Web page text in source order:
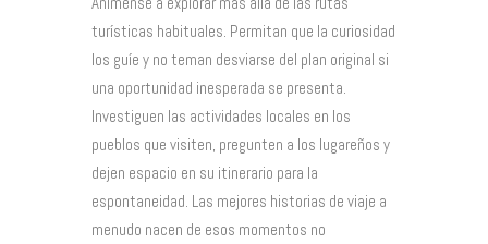
turísticas habituales. Permitan que la curiosidad
los guíe y no teman desviarse del plan original si
una oportunidad inesperada se presenta.
Investiguen las actividades locales en los
pueblos que visiten, pregunten a los lugareños y
dejen espacio en su itinerario para la
espontaneidad. Las mejores historias de viaje a
menudo nacen de esos momentos no